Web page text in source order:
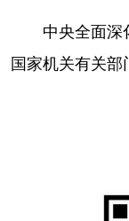
中央全面深
国家机关有关部